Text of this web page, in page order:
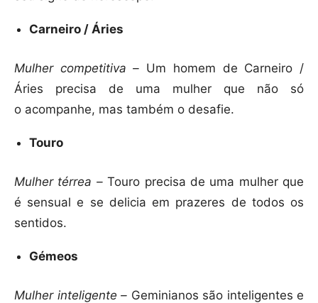
Carneiro / Áries
Mulher competitiva – Um homem de Carneiro /
Áries precisa de uma mulher que não só
o acompanhe, mas também o desafie.
Touro
Mulher térrea –Touro precisa de uma mulher que
é sensual e se delicia em prazeres de todos os
sentidos.
Gémeos
Mulher inteligente – Geminianos são inteligentes e